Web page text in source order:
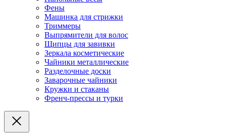
Фены
Машинка для стрижки
Триммеры
Выпрямители для волос
Щипцы для завивки
Зеркала косметические
Чайники металлические
Разделочные доски
Заварочные чайники
Кружки и стаканы
Френч-прессы и турки